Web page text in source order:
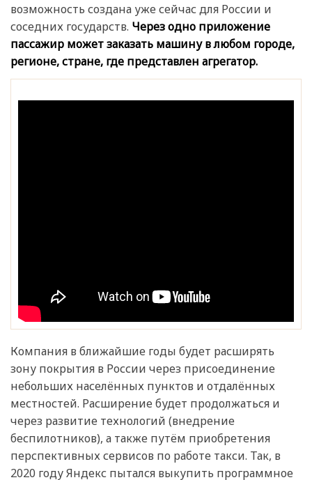
возможность создана уже сейчас для России и
соседних государств. Через одно приложение
пассажир может заказать машину в любом городе,
регионе, стране, где представлен агрегатор.
Компания в ближайшие годы будет расширять
зону покрытия в России через присоединение
небольших населённых пунктов и отдалённых
местностей. Расширение будет продолжаться и
через развитие технологий (внедрение
беспилотников), а также путём приобретения
перспективных сервисов по работе такси. Так, в
2020 году Яндекс пытался выкупить программное